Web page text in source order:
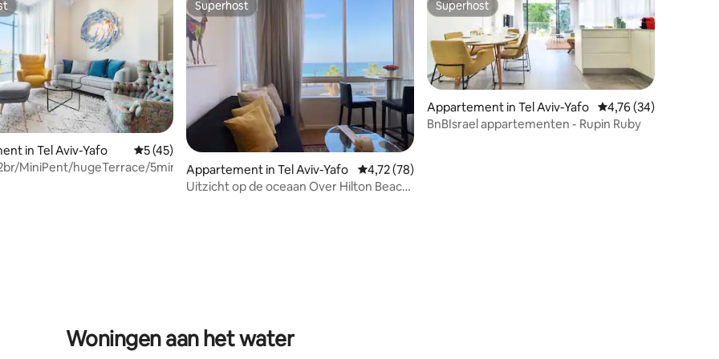
van 4,94 uit 5, 53 recensies
in Tel Aviv-Yafo Gemiddelde beoordeling van 5 uit 5, 45 recensies
5 (45)
MiniPent/hugeTerrace/5min2beach/mamad
Superhost
Superhost
Appartement in Tel Aviv-Yafo Gemiddelde beoordeling van 4,72 uit 5, 78 recensies
4,72 (78)
Uitzicht op de oceaan Over Hilton Beach
Superhost
Superhost
Appartement in Tel Aviv-Yafo Gemiddelde
4,76 (34)
BnBIsrael appartementen - Rupin Ruby
Woningen aan het water